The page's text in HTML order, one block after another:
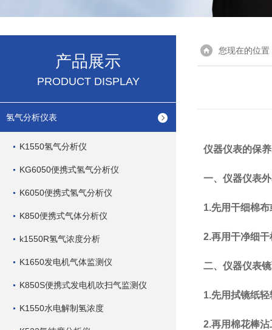
产品展示
PRODUCT DISPLAY
氢气分析仪表
K1550氢气分析仪
KG6050便携式氢气分析仪
K6050便携式氢气分析仪
K850便携式气体分析仪
k1550R氢气浓度分析
K1650发电机气体监测仪
K850S便携式发电机吹扫气监测仪
K1550水电解制氢浓度
您现在的位置
仪器仪表的保
一、仪器仪表
1.先用干细棉
2.再用干净细
二、仪器仪表
1.先用拭镜纸
2.再用棉花棒